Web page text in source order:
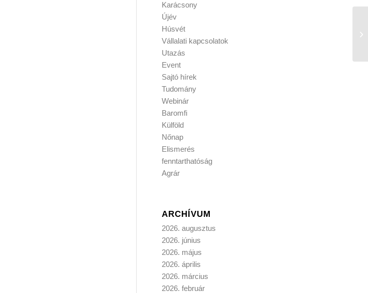
Karácsony
Újév
Húsvét
Vállalati kapcsolatok
Utazás
Event
Sajtó hírek
Tudomány
Webinár
Baromfi
Külföld
Nőnap
Elismerés
fenntarthatóság
Agrár
ARCHÍVUM
2026. augusztus
2026. június
2026. május
2026. április
2026. március
2026. február